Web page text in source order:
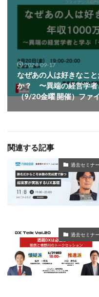
2024-09-17
なぜあの人は好きなこ
か？ 〜異端の経営学者
（9/20金曜 開催）ファ
関連する記事
過去セミナー
過去セミナー